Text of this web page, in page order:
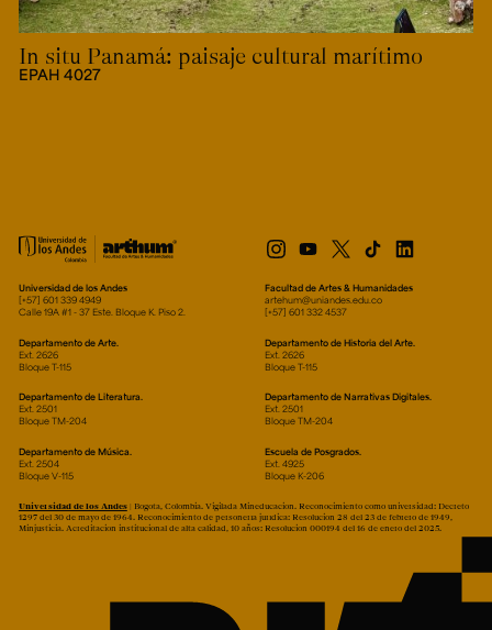
In situ Panamá: paisaje cultural marítimo
EPAH 4027
Universidad de los Andes
[+57] 601 339 4949
Calle 19A #1 - 37 Este. Bloque K. Piso 2.
Facultad de Artes & Humanidades
artehum@uniandes.edu.co
[+57] 601 332 4537
Departamento de Arte.
Ext. 2626
Bloque T-115
Departamento de Historia del Arte.
Ext. 2626
Bloque T-115
Departamento de Literatura.
Ext. 2501
Bloque TM-204
Departamento de Narrativas Digitales.
Ext. 2501
Bloque TM-204
Departamento de Música.
Ext. 2504
Bloque V-115
Escuela de Posgrados.
Ext. 4925
Bloque K-206
Universidad de los Andes| Bogotá, Colombia. Vigilada Mineducación. Reconocimiento como universidad: Decreto
1297 del 30 de mayo de 1964. Reconocimiento de personería jurídica: Resolución 28 del 23 de febrero de 1949,
Minjusticia. Acreditación institucional de alta calidad, 10 años: Resolución 000194 del 16 de enero del 2025.